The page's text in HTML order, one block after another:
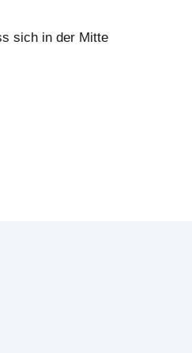
sich in der Mitte